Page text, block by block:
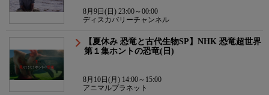
8月9日(日) 23:00～00:00
ディスカバリーチャンネル
【夏休み 恐竜と古代生物SP】NHK 恐竜超世界
第１集ホントの恐竜(日)
8月10日(月) 14:00～15:00
アニマルプラネット